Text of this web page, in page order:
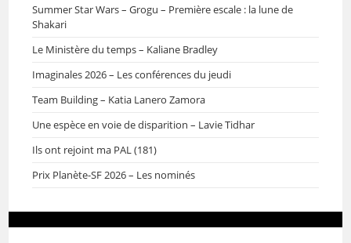
Summer Star Wars – Grogu – Première escale : la lune de
Shakari
Le Ministère du temps – Kaliane Bradley
Imaginales 2026 – Les conférences du jeudi
Team Building – Katia Lanero Zamora
Une espèce en voie de disparition – Lavie Tidhar
Ils ont rejoint ma PAL (181)
Prix Planète-SF 2026 – Les nominés